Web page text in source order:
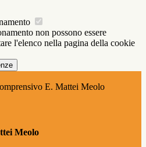
non possono essere
l'elenco nella pagina della cookie
E. Mattei Meolo
Meolo